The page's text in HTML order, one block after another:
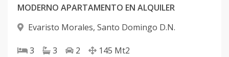
MODERNO APARTAMENTO EN ALQUILER
Evaristo Morales, Santo Domingo D.N.
3 3 2 145 Mt2